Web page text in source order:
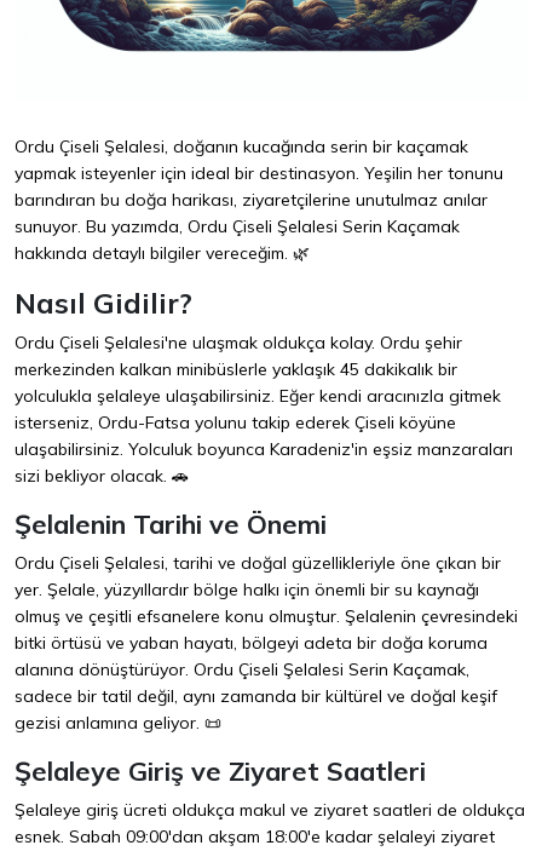
Ordu Çiseli Şelalesi, doğanın kucağında serin bir kaçamak
yapmak isteyenler için ideal bir destinasyon. Yeşilin her tonunu
barındıran bu doğa harikası, ziyaretçilerine unutulmaz anılar
sunuyor. Bu yazımda, Ordu Çiseli Şelalesi Serin Kaçamak
hakkında detaylı bilgiler vereceğim. 🌿
Nasıl Gidilir?
Ordu Çiseli Şelalesi'ne ulaşmak oldukça kolay. Ordu şehir
merkezinden kalkan minibüslerle yaklaşık 45 dakikalık bir
yolculukla şelaleye ulaşabilirsiniz. Eğer kendi aracınızla gitmek
isterseniz, Ordu-Fatsa yolunu takip ederek Çiseli köyüne
ulaşabilirsiniz. Yolculuk boyunca Karadeniz'in eşsiz manzaraları
sizi bekliyor olacak. 🚗
Şelalenin Tarihi ve Önemi
Ordu Çiseli Şelalesi, tarihi ve doğal güzellikleriyle öne çıkan bir
yer. Şelale, yüzyıllardır bölge halkı için önemli bir su kaynağı
olmuş ve çeşitli efsanelere konu olmuştur. Şelalenin çevresindeki
bitki örtüsü ve yaban hayatı, bölgeyi adeta bir doğa koruma
alanına dönüştürüyor. Ordu Çiseli Şelalesi Serin Kaçamak,
sadece bir tatil değil, aynı zamanda bir kültürel ve doğal keşif
gezisi anlamına geliyor. 📜
Şelaleye Giriş ve Ziyaret Saatleri
Şelaleye giriş ücreti oldukça makul ve ziyaret saatleri de oldukça
esnek. Sabah 09:00'dan akşam 18:00'e kadar şelaleyi ziyaret